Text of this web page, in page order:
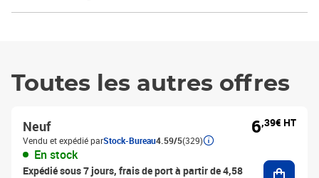
Toutes les autres offres
Neuf
Vendu et expédié parStock-Bureau4.59/5(329)
En stock
Expédié sous 7 jours, frais de port à partir de 4,58
6,39€ HT